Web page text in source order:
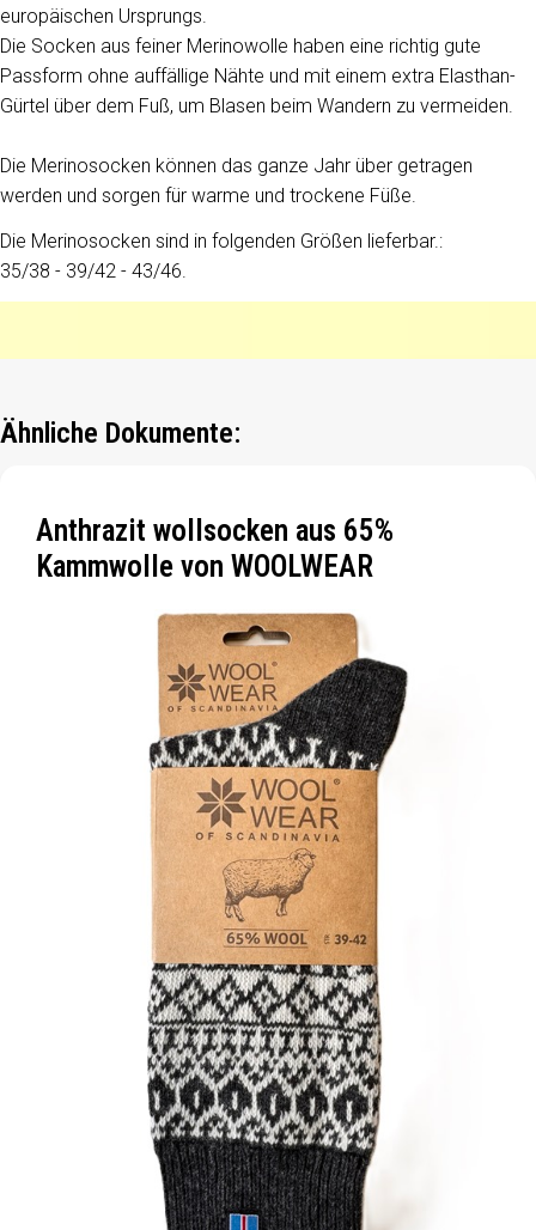
europäischen Ursprungs.
Die Socken aus feiner Merinowolle haben eine richtig gute
Passform ohne auffällige Nähte und mit einem extra Elasthan-
Gürtel über dem Fuß, um Blasen beim Wandern zu vermeiden.
Die Merinosocken können das ganze Jahr über getragen
werden und sorgen für warme und trockene Füße.
Die Merinosocken sind in folgenden Größen lieferbar.:
35/38 - 39/42 - 43/46.
Ähnliche Dokumente:
Anthrazit wollsocken aus 65%
Kammwolle von WOOLWEAR